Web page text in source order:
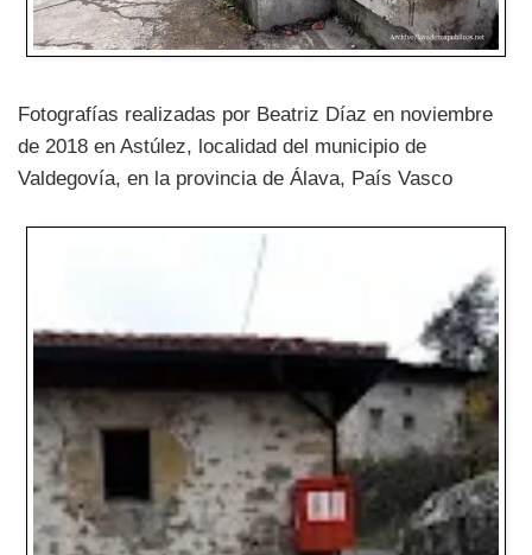
Fotografías realizadas por Beatriz Díaz en noviembre
de 2018 en Astúlez, localidad del municipio de
Valdegovía, en la provincia de Álava, País Vasco